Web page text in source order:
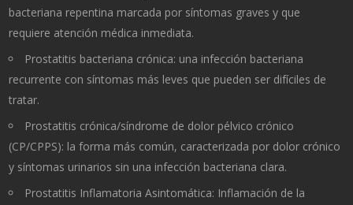
bacteriana repentina marcada por síntomas graves y que
requiere atención médica inmediata.
Prostatitis bacteriana crónica: una infección bacteriana
recurrente con síntomas más leves que pueden ser difíciles de
tratar.
Prostatitis crónica/síndrome de dolor pélvico crónico
(CP/CPPS): la forma más común, caracterizada por dolor crónico
y síntomas urinarios sin una infección bacteriana clara.
Prostatitis Inflamatoria Asintomática: Inflamación de la